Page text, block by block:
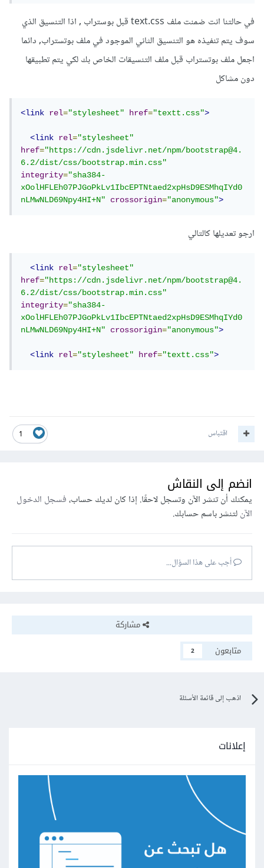
في حالتنا انت ضمنت ملف text.css قبل بوستراب , اذا التنسيق الذي
سوف يتم تنفيذه هو التنسيق الثاني الموجود في ملف بوتستراب, دائما
اجعل ملف بوتستراب قبل ملف التنسيقات الخاص بك لكي يتم تطبيقها
دون مشاكل
<link rel="stylesheet" href="textt.css">
<link rel="stylesheet"
href="https://cdn.jsdelivr.net/npm/bootstrap@4.
6.2/dist/css/bootstrap.min.css"
integrity="sha384-
xOolHFLEh07PJGoPkLv1IbcEPTNtaed2xpHsD9ESMhqIYd0
nLMwNLD69Npy4HI+N"
crossorigin="anonymous">
ارجو تعديلها كالتالي
<link rel="stylesheet"
href="https://cdn.jsdelivr.net/npm/bootstrap@4.
6.2/dist/css/bootstrap.min.css"
integrity="sha384-
xOolHFLEh07PJGoPkLv1IbcEPTNtaed2xpHsD9ESMhqIYd0
nLMwNLD69Npy4HI+N"
crossorigin="anonymous">
<link rel="stylesheet" href="textt.css">
1 اقتباس
انضم إلى النقاش
يمكنك أن تنشر الآن وتسجل لاحقًا. إذا كان لديك حساب،فسجل الدخول
الآنلتنشر باسم حسابك.
أجب على هذا السؤال...
مشاركة
متابعون
2
اذهب إلى قائمة الأسئلة
إعلانات